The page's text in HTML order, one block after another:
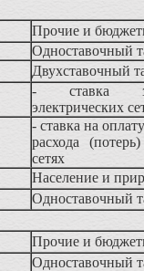
Прочие и
Одноставочный
Двухставочный
- ставка
электрических
- ставка на
расхода
сетях
Население и
Одноставочный
Прочие и
Одноставочный